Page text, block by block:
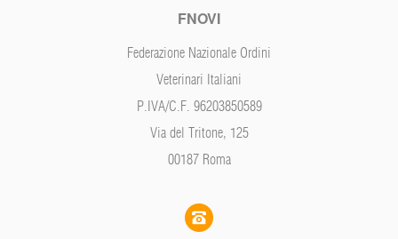
FNOVI
Federazione Nazionale Ordini
Veterinari Italiani
P.IVA/C.F. 96203850589
Via del Tritone, 125
00187 Roma